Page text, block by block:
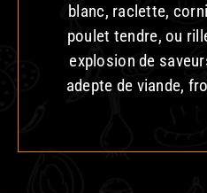
blanc, raclette,
poulet tendre, ou
explosion de
adepte de viande,